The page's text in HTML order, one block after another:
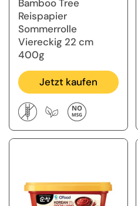
Bamboo Tree
Reispapier
Sommerrolle
Viereckig 22 cm
400g
Jetzt kaufen